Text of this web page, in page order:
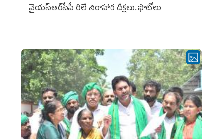
వైయ‌స్ఆర్‌సీపీ రిలే నిరాహార దీక్షలు..ఫొటోలు